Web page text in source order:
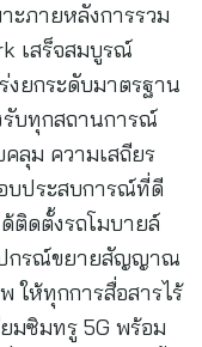
ะภายหลังการรวม
เสร็จสมบูรณ์
งยกระดับมาตรฐาน
รับทุกสถานการณ์
ลุม ความเสถียร
บประสบการณ์ที่ดี
ติดตั้งรถโมบายล์
ปกรณ์ขยายสัญญาณ
ให้ทุกการสื่อสารไร้
มซิมทรู 5G พร้อม